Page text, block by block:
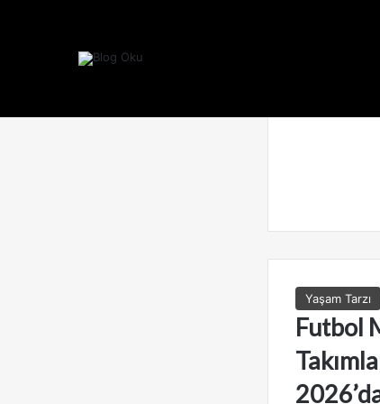
Yaşam Tarzı
Futbol